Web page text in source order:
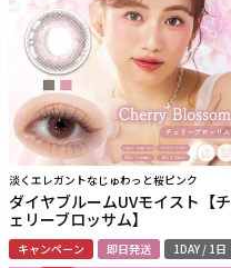
淡くエレガントなじゅわっと桜ピンク
ダイヤブルームUVモイスト【チ
ェリーブロッサム】
キャンペーン 即日発送 1DAY / 1日